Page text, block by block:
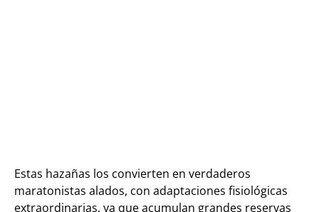
Estas hazañas los convierten en verdaderos
maratonistas alados, con adaptaciones fisiológicas
extraordinarias, ya que acumulan grandes reservas